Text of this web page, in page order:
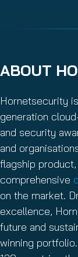
ABOUT
Hornetsecurity
generation
and security
and
flagship
comprehensive
on the market.
excellence,
future and
winning